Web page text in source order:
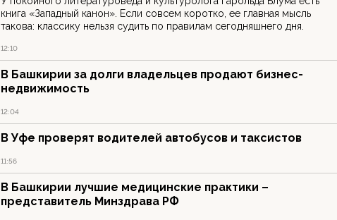
книга «Западный канон». Если совсем коротко, ее главная мысль
такова: классику нельзя судить по правилам сегодняшнего дня.
12:10
В Башкирии за долги владельцев продают бизнес-
недвижимость
12:04
В Уфе проверят водителей автобусов и таксистов
11:56
В Башкирии лучшие медицинские практики –
представитель Минздрава РФ